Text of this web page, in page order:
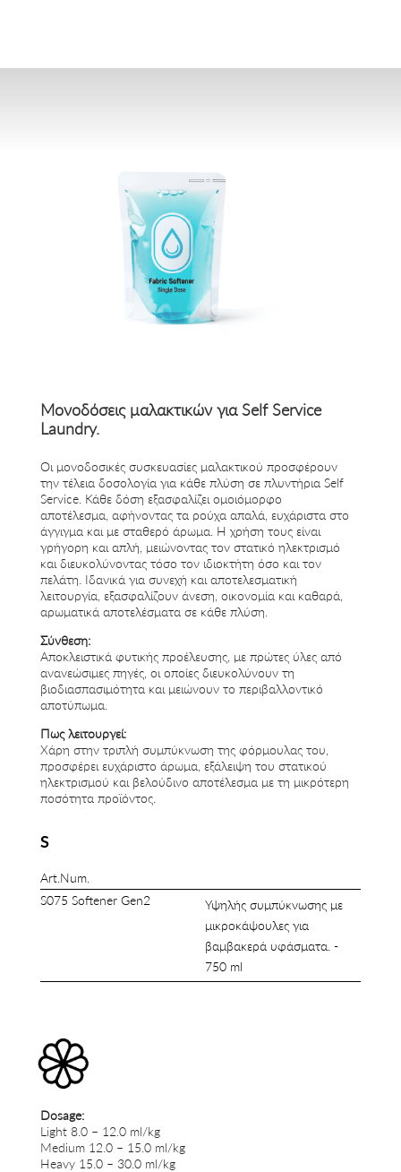
Μονοδόσεις μαλακτικών για Self Service
Laundry.
Οι μονοδοσικές συσκευασίες μαλακτικού προσφέρουν
την τέλεια δοσολογία για κάθε πλύση σε πλυντήρια Self
Service. Κάθε δόση εξασφαλίζει ομοιόμορφο
αποτέλεσμα, αφήνοντας τα ρούχα απαλά, ευχάριστα στο
άγγιγμα και με σταθερό άρωμα. Η χρήση τους είναι
γρήγορη και απλή, μειώνοντας τον στατικό ηλεκτρισμό
και διευκολύνοντας τόσο τον ιδιοκτήτη όσο και τον
πελάτη. Ιδανικά για συνεχή και αποτελεσματική
λειτουργία, εξασφαλίζουν άνεση, οικονομία και καθαρά,
αρωματικά αποτελέσματα σε κάθε πλύση.
Σύνθεση:
Αποκλειστικά φυτικής προέλευσης, με πρώτες ύλες από
ανανεώσιμες πηγές, οι οποίες διευκολύνουν τη
βιοδιασπασιμότητα και μειώνουν το περιβαλλοντικό
αποτύπωμα.
Πως λειτουργεί:
Χάρη στην τριπλή συμπύκνωση της φόρμουλας του,
προσφέρει ευχάριστο άρωμα, εξάλειψη του στατικού
ηλεκτρισμού και βελούδινο αποτέλεσμα με τη μικρότερη
ποσότητα προϊόντος.
S
Art.Num.
S075 Softener Gen2
Υψηλής συμπύκνωσης με
μικροκάψουλες για
βαμβακερά υφάσματα. -
750 ml
Dosage:
Light 8.0 – 12.0 ml/kg
Medium 12.0 – 15.0 ml/kg
Heavy 15.0 – 30.0 ml/kg